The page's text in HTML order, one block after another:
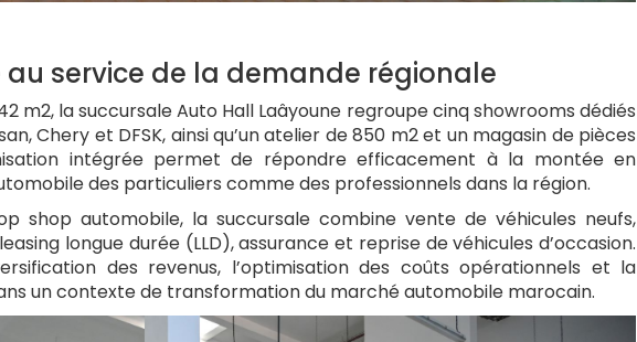
au service de la demande régionale
m2, la succursale Auto Hall Laâyoune regroupe cinq showrooms dédiés
Chery et DFSK, ainsi qu’un atelier de 850 m2 et un magasin de pièces
intégrée permet de répondre efficacement à la montée en
des particuliers comme des professionnels dans la région.
shop automobile, la succursale combine vente de véhicules neufs,
longue durée (LLD), assurance et reprise de véhicules d’occasion.
des revenus, l’optimisation des coûts opérationnels et la
un contexte de transformation du marché automobile marocain.